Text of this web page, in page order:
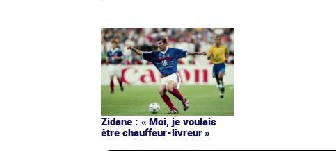
Zidane : « Moi, je voulais
être chauffeur-livreur »